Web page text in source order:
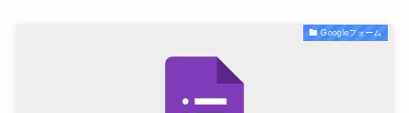
Googleフォーム